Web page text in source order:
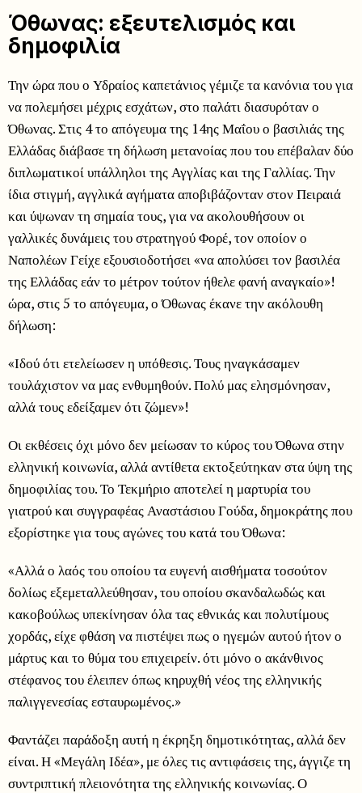
Όθωνας: εξευτελισμός και
δημοφιλία
Την ώρα που ο Υδραίος καπετάνιος γέμιζε τα κανόνια του για
να πολεμήσει μέχρις εσχάτων, στο παλάτι διασυρόταν ο
Όθωνας. Στις 4 το απόγευμα της 14ης Μαΐου ο βασιλιάς της
Ελλάδας διάβασε τη δήλωση μετανοίας που του επέβαλαν δύο
διπλωματικοί υπάλληλοι της Αγγλίας και της Γαλλίας. Την
ίδια στιγμή, αγγλικά αγήματα αποβιβάζονταν στον Πειραιά
και ύψωναν τη σημαία τους, για να ακολουθήσουν οι
γαλλικές δυνάμεις του στρατηγού Φορέ, τον οποίον ο
Ναπολέων Γείχε εξουσιοδοτήσει «να απολύσει τον βασιλέα
της Ελλάδας εάν το μέτρον τούτον ήθελε φανή αναγκαίο»!
ώρα, στις 5 το απόγευμα, ο Όθωνας έκανε την ακόλουθη
δήλωση:
«Ιδού ότι ετελείωσεν η υπόθεσις. Τους ηναγκάσαμεν
τουλάχιστον να μας ενθυμηθούν. Πολύ μας ελησμόνησαν,
αλλά τους εδείξαμεν ότι ζώμεν»!
Οι εκθέσεις όχι μόνο δεν μείωσαν το κύρος του Όθωνα στην
ελληνική κοινωνία, αλλά αντίθετα εκτοξεύτηκαν στα ύψη της
δημοφιλίας του. Το Τεκμήριο αποτελεί η μαρτυρία του
γιατρού και συγγραφέας Αναστάσιου Γούδα, δημοκράτης που
εξορίστηκε για τους αγώνες του κατά του Όθωνα:
«Αλλά ο λαός του οποίου τα ευγενή αισθήματα τοσούτον
δολίως εξεμεταλλεύθησαν, του οποίου σκανδαλωδώς και
κακοβούλως υπεκίνησαν όλα τας εθνικάς και πολυτίμους
χορδάς, είχε φθάση να πιστέψει πως ο ηγεμών αυτού ήτον ο
μάρτυς και το θύμα του επιχειρείν. ότι μόνο ο ακάνθινος
στέφανος του έλειπεν όπως κηρυχθή νέος της ελληνικής
παλιγγενεσίας εσταυρωμένος.»
Φαντάζει παράδοξη αυτή η έκρηξη δημοτικότητας, αλλά δεν
είναι. Η «Μεγάλη Ιδέα», με όλες τις αντιφάσεις της, άγγιζε τη
συντριπτική πλειονότητα της ελληνικής κοινωνίας. Ο